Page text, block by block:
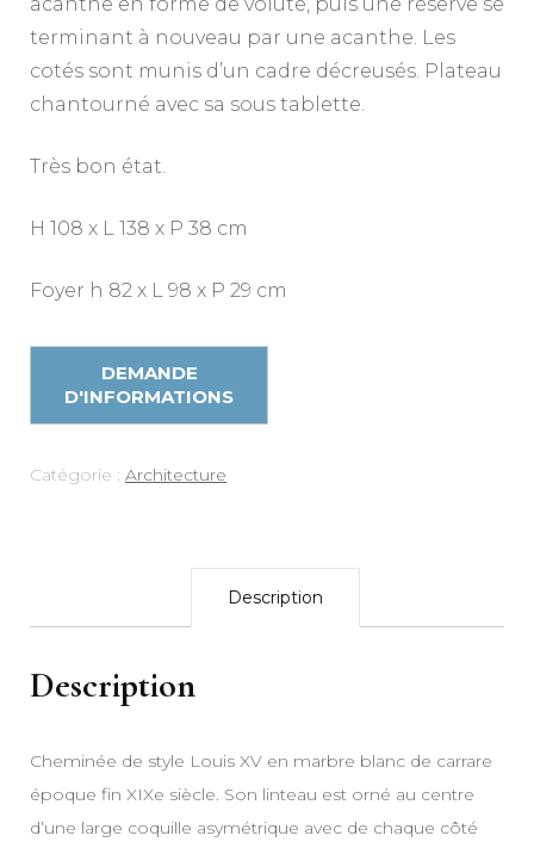
terminant à nouveau par une acanthe. Les
cotés sont munis d’un cadre décreusés. Plateau
chantourné avec sa sous tablette.
Très bon état.
H 108 x L 138 x P 38 cm
Foyer h 82 x L 98 x P 29 cm
Catégorie : Architecture
Description
Description
Cheminée de style Louis XV en marbre blanc de carrare
époque fin XIXe siècle. Son linteau est orné au centre
d’une large coquille asymétrique avec de chaque côté